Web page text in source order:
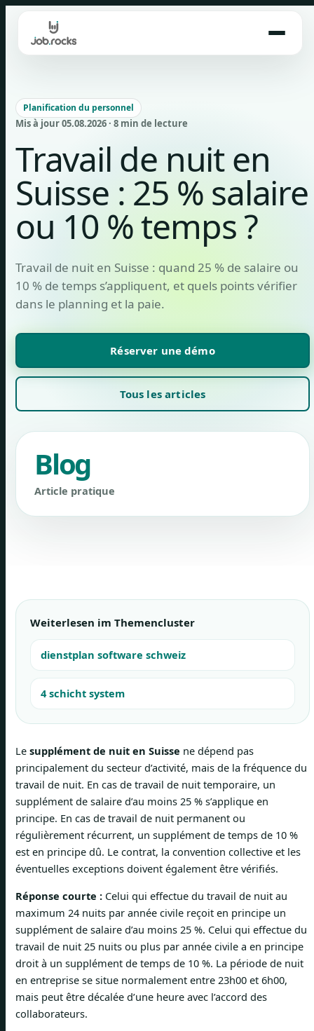
content
Planification du personnel
Mis à jour 05.08.2026 · 8 min de lecture
Travail de nuit en
Suisse : 25 % salaire
ou 10 % temps ?
Travail de nuit en Suisse : quand 25 % de salaire ou
10 % de temps s’appliquent, et quels points vérifier
dans le planning et la paie.
Réserver une démo
Tous les articles
Blog
Article pratique
Weiterlesen im Themencluster
dienstplan software schweiz
4 schicht system
Le supplément de nuit en Suisse ne dépend pas
principalement du secteur d’activité, mais de la fréquence du
travail de nuit. En cas de travail de nuit temporaire, un
supplément de salaire d’au moins 25 % s’applique en
principe. En cas de travail de nuit permanent ou
régulièrement récurrent, un supplément de temps de 10 %
est en principe dû. Le contrat, la convention collective et les
éventuelles exceptions doivent également être vérifiés.
Réponse courte : Celui qui effectue du travail de nuit au
maximum 24 nuits par année civile reçoit en principe un
supplément de salaire d’au moins 25 %. Celui qui effectue du
travail de nuit 25 nuits ou plus par année civile a en principe
droit à un supplément de temps de 10 %. La période de nuit
en entreprise se situe normalement entre 23h00 et 6h00,
mais peut être décalée d’une heure avec l’accord des
collaborateurs.